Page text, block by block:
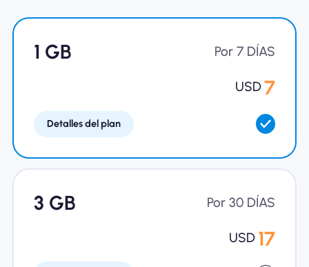
Usando una eSIM
Para negocios
1 GB Por 7 DÍAS
USD 7
Detalles del plan
3 GB Por 30 DÍAS
USD 17